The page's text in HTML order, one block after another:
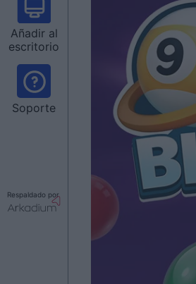
Añadir al
escritorio
Soporte
Respaldado por